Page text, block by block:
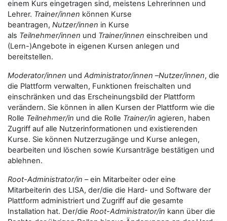
einem Kurs eingetragen sind, meistens Lehrerinnen und
Lehrer. Trainer/innen können Kurse
beantragen, Nutzer/innen in Kurse
als Teilnehmer/innen und Trainer/innen einschreiben und
(Lern-)Angebote in eigenen Kursen anlegen und
bereitstellen.
Moderator/innen und Administrator/innen –Nutzer/innen, die
die Plattform verwalten, Funktionen freischalten und
einschränken und das Erscheinungsbild der Plattform
verändern. Sie können in allen Kursen der Plattform wie die
Rolle Teilnehmer/in und die Rolle Trainer/in agieren, haben
Zugriff auf alle Nutzerinformationen und existierenden
Kurse. Sie können Nutzerzugänge und Kurse anlegen,
bearbeiten und löschen sowie Kursanträge bestätigen und
ablehnen.
Root-Administrator/in – ein Mitarbeiter oder eine
Mitarbeiterin des LISA, der/die die Hard- und Software der
Plattform administriert und Zugriff auf die gesamte
Installation hat. Der/die Root-Administrator/in kann über die